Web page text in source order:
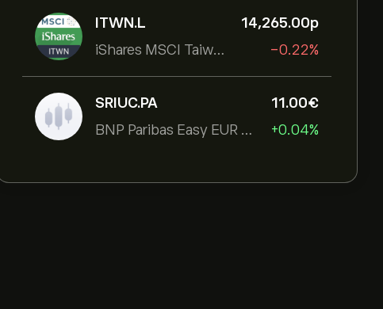
ITWN.L
iShares MSCI Taiwan UCITS ETF
14,265.00‎p‎
-0.22%
SRIUC.PA
BNP Paribas Easy EUR Corp Bond SRI Fossil Free Ult
11.00‎€‎
+0.04%